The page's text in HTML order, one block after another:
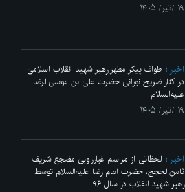
۱۹ /تیر/ ۱۴۰۵
اخبار
طواف پیکر مطهر رهبر شهید انقلاب اسلامی
در کنار ضریح نورانی حضرت علی‌ بن موسی‌الرضا
علیه‌السلام
۱۹ /تیر/ ۱۴۰۵
اخبار
لحظاتی از مراسم غبارروبی مضجع شریف
ثامن‌الحجج، حضرت امام رضا علیه‌السلام توسط
رهبر شهید انقلاب در سال ۹۶